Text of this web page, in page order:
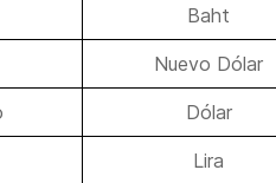
Baht
Nuevo Dólar
Dólar
Lira